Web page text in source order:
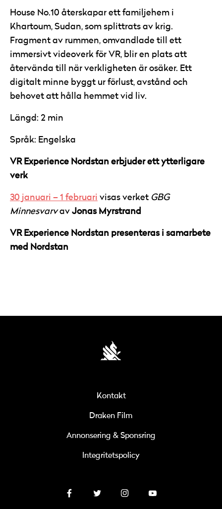
House No.10 återskapar ett familjehem i
Khartoum, Sudan, som splittrats av krig.
Fragment av rummen, omvandlade till ett
immersivt videoverk för VR, blir en plats att
återvända till när verkligheten är osäker. Ett
digitalt minne byggt ur förlust, avstånd och
behovet att hålla hemmet vid liv.
Längd: 2 min
Språk: Engelska
VR Experience Nordstan erbjuder ett ytterligare
verk
30 januari – 1 februari visas verket GBG
Minnesvarvav Jonas Myrstrand
VR Experience Nordstan presenteras i samarbete
med Nordstan
Kontakt
Draken Film
Annonsering & Sponsring
Integritetspolicy